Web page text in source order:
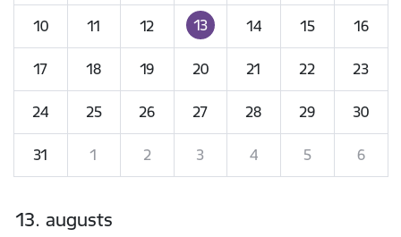
10 11 12 13 14 15 16
17 18 19 20 21 22 23
24 25 26 27 28 29 30
31 1 2 3 4 5 6
13. augusts